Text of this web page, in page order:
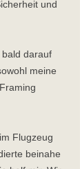
und
darauf
meine
Flugzeug
beinahe